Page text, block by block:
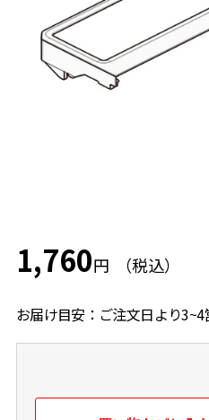
1,760円
お届け目安：ご注文日より